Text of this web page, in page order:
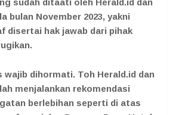
bulan November 2023, yakni
disertai hak jawab dari pihak
wajib dihormati. Toh Herald.id dan
menjalankan rekomendasi
berlebihan seperti di atas